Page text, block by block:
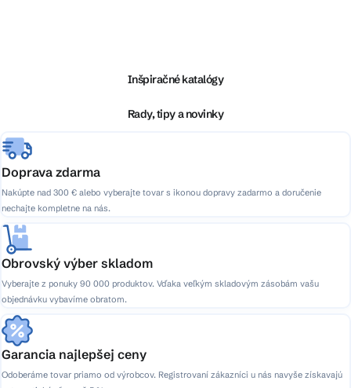
e
Inšpiračné katalógy
Rady, tipy a novinky
Doprava zdarma
Nakúpte nad 300 € alebo vyberajte tovar s ikonou dopravy zadarmo a doručenie
nechajte kompletne na nás.
Obrovský výber skladom
Vyberajte z ponuky 90 000 produktov. Vďaka veľkým skladovým zásobám vašu
objednávku vybavíme obratom.
Garancia najlepšej ceny
Odoberáme tovar priamo od výrobcov. Registrovaní zákazníci u nás navyše získavajú